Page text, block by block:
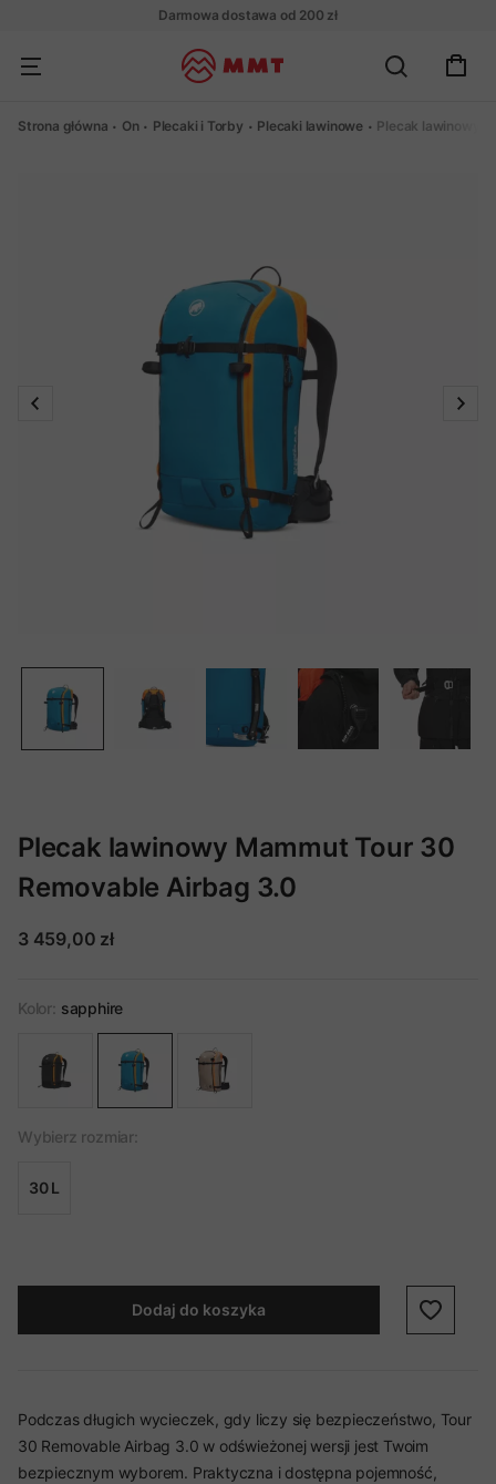
Darmowa dostawa od 200 zł
Strona główna On Plecaki i Torby Plecaki lawinowe Plecak lawinowy
Plecak lawinowy Mammut Tour 30
Removable Airbag 3.0
3 459,00 zł
Kolor: sapphire
Wybierz rozmiar:
30 L
Dodaj do koszyka
Podczas długich wycieczek, gdy liczy się bezpieczeństwo, Tour
30 Removable Airbag 3.0 w odświeżonej wersji jest Twoim
bezpiecznym wyborem. Praktyczna i dostępna pojemność,